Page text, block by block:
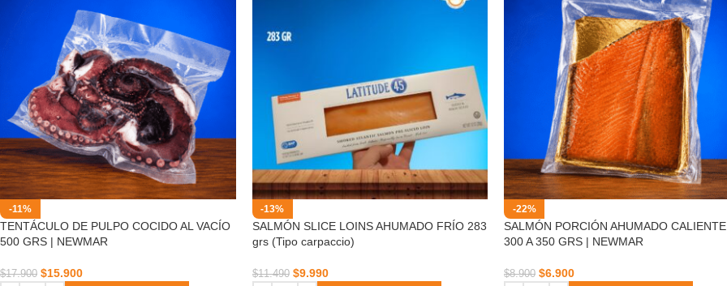
-11%
TENTÁCULO DE PULPO COCIDO AL VACÍO
500 GRS | NEWMAR
$17.900 $15.900
-13%
SALMÓN SLICE LOINS AHUMADO FRÍO 283
grs (Tipo carpaccio)
$11.490 $9.990
-22%
SALMÓN PORCIÓN AHUMADO CALIENTE
300 A 350 GRS | NEWMAR
$8.900 $6.900